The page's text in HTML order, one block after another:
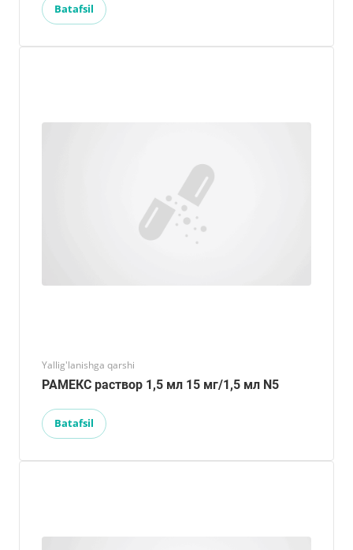
Batafsil
Yallig'lanishga qarshi
РАМЕКС раствор 1,5 мл 15 мг/1,5 мл N5
Batafsil